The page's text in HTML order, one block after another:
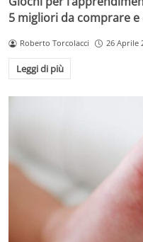
5 migliori da comprare e
Roberto Torcolacci 26 Aprile
Leggi di più